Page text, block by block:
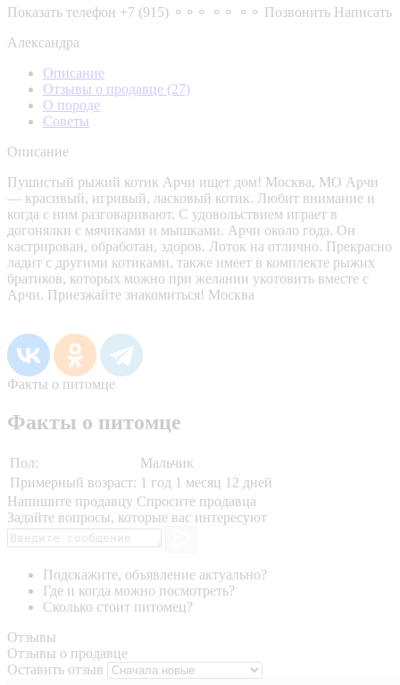
Показать телефон +7 (915) ⚬⚬⚬ ⚬⚬ ⚬⚬ Позвонить Написать
Александра
Описание
Отзывы о продавце (27)
О породе
Советы
Описание
Пушистый рыжий котик Арчи ищет дом! Москва, МО Арчи
— красивый, игривый, ласковый котик. Любит внимание и
когда с ним разговаривают. С удовольствием играет в
догонялки с мячиками и мышками. Арчи около года. Он
кастрирован, обработан, здоров. Лоток на отлично. Прекрасно
ладит с другими котиками, также имеет в комплекте рыжих
братиков, которых можно при желании укотовить вместе с
Арчи. Приезжайте знакомиться! Москва
Факты о питомце
Факты о питомце
Пол:
Мальчик
Примерный возраст: 1 год 1 месяц 12 дней
Напишите продавцу Спросите продавца
Задайте вопросы, которые вас интересуют
Подскажите, объявление актуально?
Где и когда можно посмотреть?
Сколько стоит питомец?
Отзывы
Отзывы о продавце
Оставить отзыв